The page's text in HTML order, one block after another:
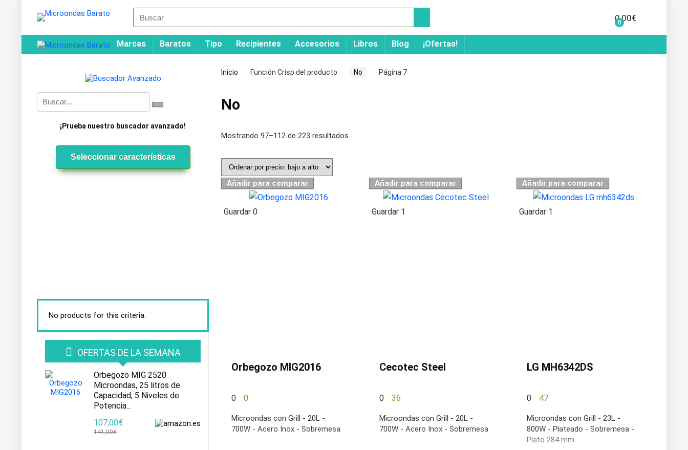
0
0,00€
Marcas Baratos Tipo Recipientes Accesorios Libros Blog ¡Ofertas!
¡Prueba nuestro buscador avanzado!
Seleccionar características
No products for this criteria.
OFERTAS DE LA SEMANA
Orbegozo MIG 2520
Microondas, 25 litros de
Capacidad, 5 Niveles de
Potencia...
107,00€
141,00€
Inicio Función Crisp del producto No Página 7
No
Mostrando 97–112 de 223 resultados
Añadir para comparar
Guardar 0
Orbegozo MIG2016
0 0
Microondas con Grill - 20L -
700W - Acero Inox - Sobremesa
Añadir para comparar
Guardar 1
Cecotec Steel
0 36
Microondas con Grill - 20L -
700W - Acero Inox - Sobremesa
Añadir para comparar
Guardar 1
LG MH6342DS
0 47
Microondas con Grill - 23L -
800W - Plateado - Sobremesa -
Plato 284 mm